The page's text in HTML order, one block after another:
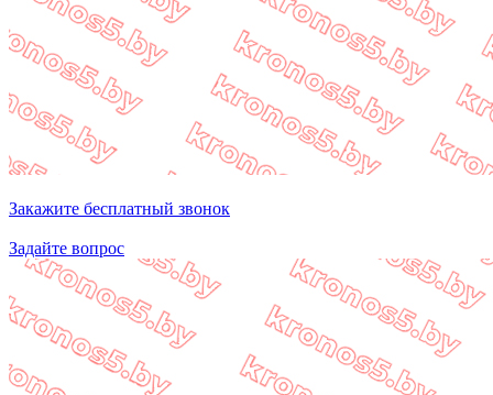
Закажите бесплатный звонок
Задайте вопрос